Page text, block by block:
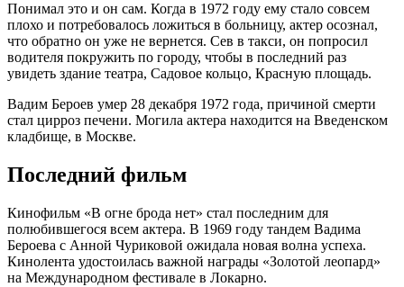
Понимал это и он сам. Когда в 1972 году ему стало совсем
плохо и потребовалось ложиться в больницу, актер осознал,
что обратно он уже не вернется. Сев в такси, он попросил
водителя покружить по городу, чтобы в последний раз
увидеть здание театра, Садовое кольцо, Красную площадь.
Вадим Бероев умер 28 декабря 1972 года, причиной смерти
стал цирроз печени. Могила актера находится на Введенском
кладбище, в Москве.
Последний фильм
Кинофильм «В огне брода нет» стал последним для
полюбившегося всем актера. В 1969 году тандем Вадима
Бероева с Анной Чуриковой ожидала новая волна успеха.
Кинолента удостоилась важной награды «Золотой леопард»
на Международном фестивале в Локарно.